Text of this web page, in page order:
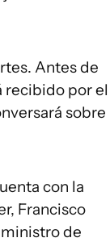
Antes de
recibido por el
sobre
con la
Francisco
de